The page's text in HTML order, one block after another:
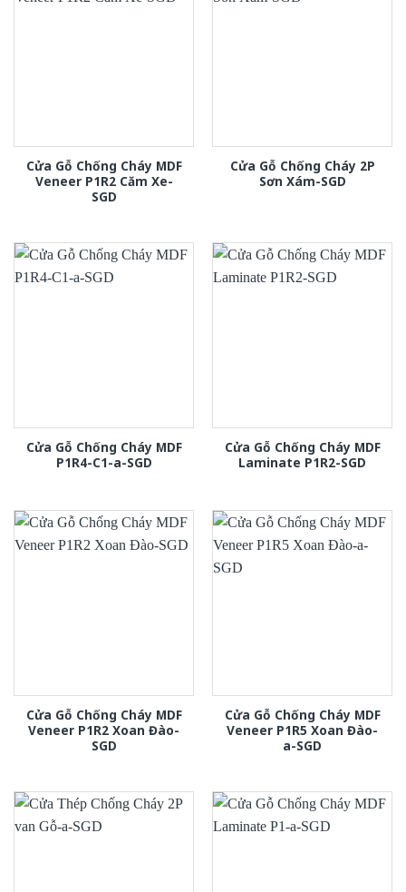
Cửa Gỗ Chống Cháy MDF
Veneer P1R2 Căm Xe-
SGD
Cửa Gỗ Chống Cháy 2P
Sơn Xám-SGD
Cửa Gỗ Chống Cháy MDF
P1R4-C1-a-SGD
Cửa Gỗ Chống Cháy MDF
Laminate P1R2-SGD
Cửa Gỗ Chống Cháy MDF
Veneer P1R2 Xoan Đào-
SGD
Cửa Gỗ Chống Cháy MDF
Veneer P1R5 Xoan Đào-
a-SGD